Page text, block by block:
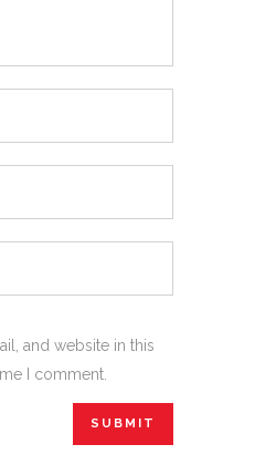
and website in this
I comment.